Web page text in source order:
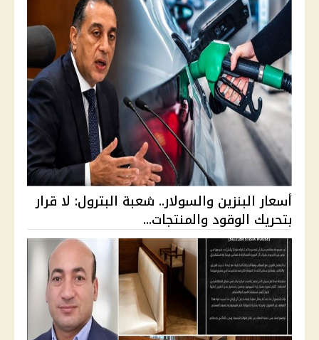
أسعار البنزين والسولار.. شعبة البترول: لا قرار
بتحريك الوقود والمنتجات...